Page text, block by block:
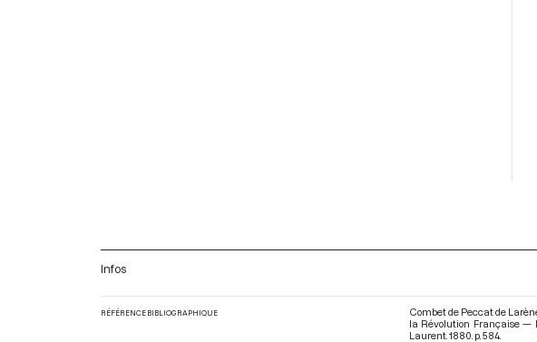
Infos
RÉFÉRENCE BIBLIOGRAPHIQUE
Combet de Peccat de
la Révolution Française —
Laurent. 1880. p. 584.